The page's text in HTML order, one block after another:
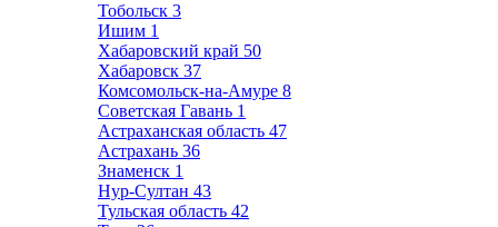
Тобольск 3
Ишим 1
Хабаровский край 50
Хабаровск 37
Комсомольск-на-Амуре 8
Советская Гавань 1
Астраханская область 47
Астрахань 36
Знаменск 1
Нур-Султан 43
Тульская область 42